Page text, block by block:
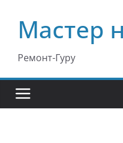
содержимому
Мастер
Ремонт-Гуру